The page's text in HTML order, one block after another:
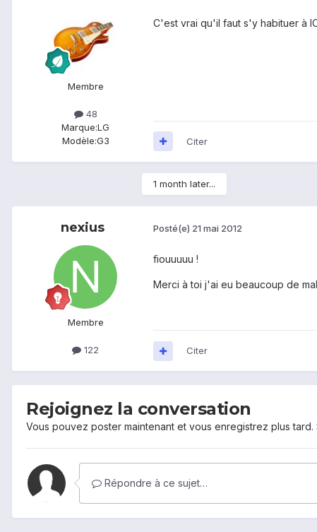
Membre
48
Marque:LG
Modèle:G3
C'est vrai qu'il faut s'y habituer à
Citer
1 month later...
nexius
Membre
122
Posté(e) 21 mai 2012
fiouuuuu !
Merci à toi j'ai eu beaucoup de
Citer
Rejoignez la conversation
Vous pouvez poster maintenant et vous enregistrez plus tard.
Répondre à ce sujet…